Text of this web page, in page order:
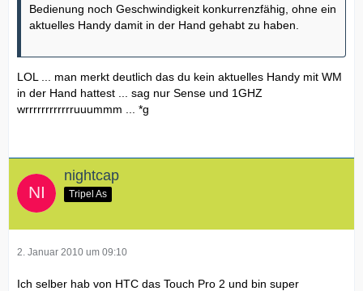
Bedienung noch Geschwindigkeit konkurrenzfähig, ohne ein
aktuelles Handy damit in der Hand gehabt zu haben.
LOL ... man merkt deutlich das du kein aktuelles Handy mit WM
in der Hand hattest ... sag nur Sense und 1GHZ
wrrrrrrrrrrrruuummm ... *g
nightcap
Tripel As
2. Januar 2010 um 09:10
Ich selber hab von HTC das Touch Pro 2 und bin super